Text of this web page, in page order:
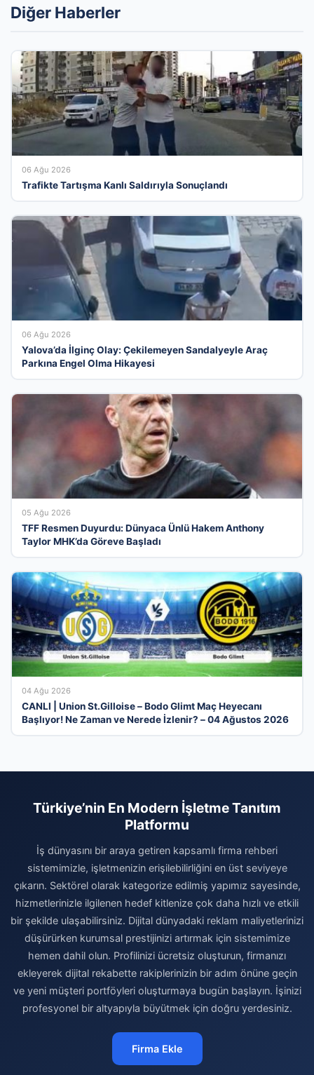
Diğer Haberler
06 Ağu 2026
Trafikte Tartışma Kanlı Saldırıyla Sonuçlandı
06 Ağu 2026
Yalova’da İlginç Olay: Çekilemeyen Sandalyeyle Araç
Parkına Engel Olma Hikayesi
05 Ağu 2026
TFF Resmen Duyurdu: Dünyaca Ünlü Hakem Anthony
Taylor MHK’da Göreve Başladı
04 Ağu 2026
CANLI | Union St.Gilloise – Bodo Glimt Maç Heyecanı
Başlıyor! Ne Zaman ve Nerede İzlenir? – 04 Ağustos 2026
Türkiye’nin En Modern İşletme Tanıtım
Platformu
İş dünyasını bir araya getiren kapsamlı firma rehberi
sistemimizle, işletmenizin erişilebilirliğini en üst seviyeye
çıkarın. Sektörel olarak kategorize edilmiş yapımız sayesinde,
hizmetlerinizle ilgilenen hedef kitlenize çok daha hızlı ve etkili
bir şekilde ulaşabilirsiniz. Dijital dünyadaki reklam maliyetlerinizi
düşürürken kurumsal prestijinizi artırmak için sistemimize
hemen dahil olun. Profilinizi ücretsiz oluşturun, firmanızı
ekleyerek dijital rekabette rakiplerinizin bir adım önüne geçin
ve yeni müşteri portföyleri oluşturmaya bugün başlayın. İşinizi
profesyonel bir altyapıyla büyütmek için doğru yerdesiniz.
Firma Ekle